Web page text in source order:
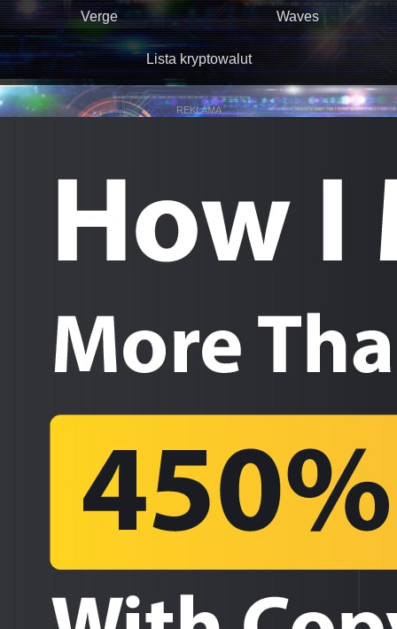
Verge
Waves
Lista kryptowalut
REKLAMA